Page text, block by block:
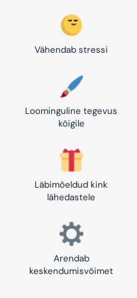
Vähendab stressi
Loominguline tegevus
kõigile
Läbimõeldud kink
lähedastele
Arendab
keskendumisvõimet